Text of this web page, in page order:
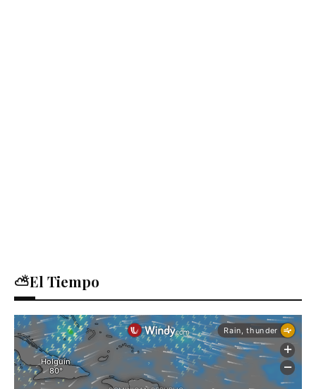
⛅El Tiempo